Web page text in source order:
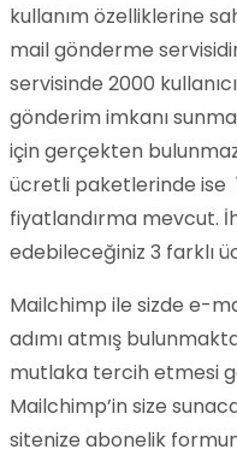
kullanım özelliklerine
mail gönderme
servisinde 2000
gönderim imkanı
için gerçekten
ücretli paketlerinde ise
fiyatlandırma mevcut.
edebileceğiniz 3 farklı
Mailchimp ile sizde e-
adımı atmış
mutlaka tercih etmesi
Mailchimp’in size
sitenize abonelik